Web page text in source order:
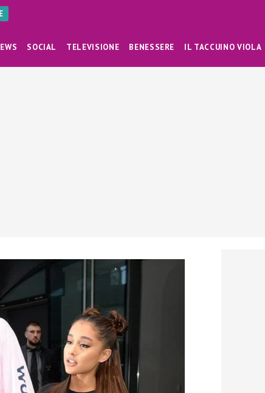
SOCIAL TELEVISIONE BENESSERE IL TACCUINO VIOLA